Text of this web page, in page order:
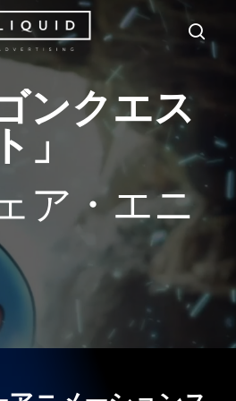
ンクエス
」
ア・エニ